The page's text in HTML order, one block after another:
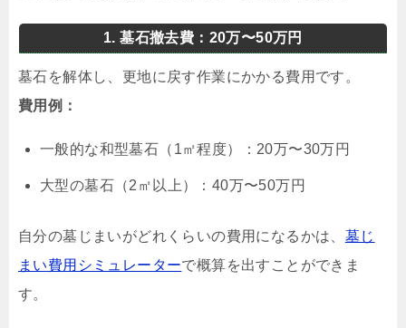
1. 墓石撤去費：20万〜50万円
墓石を解体し、更地に戻す作業にかかる費用です。
費用例：
一般的な和型墓石（1㎡程度）：20万〜30万円
大型の墓石（2㎡以上）：40万〜50万円
自分の墓じまいがどれくらいの費用になるかは、 墓じ
まい費用シミュレーターで概算を出すことができま
す。